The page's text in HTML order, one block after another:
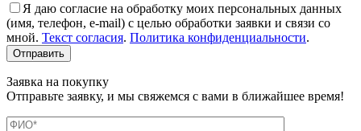
Я даю согласие на обработку моих персональных данных
(имя, телефон, e-mail) с целью обработки заявки и связи со
мной. Текст согласия. Политика конфиденциальности.
Заявка на покупку
Отправьте заявку, и мы свяжемся с вами в ближайшее время!